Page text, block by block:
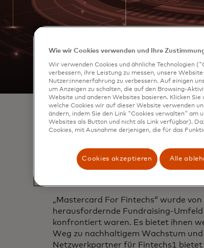
Mastercard hat heute die Einführung
dem neuen Programm des
unterstützen und sie mit den Tools
kontinuierliches Wachstum
„Mastercard For Fintechs“ wurde
herausfordernde Fundraising-
konfrontiert waren. Es bietet ihnen
Weg zu nachhaltigem Wachstum
Netzwerkpartner für Fintechs1
Wie wir Cookies verwenden und Ihre
Wir verwenden Cookies und ähnliche Technologien
verbessern, ihre Leistung zu messen, unsere
Nutzer:innenerfahrung zu verbessern. Auf einigen
um Anzeigen zu schalten, die auf den Browsing-
Website und anderen Websites basieren. Klicken
welche Cookies wir auf dieser Website verwenden
ändern, indem Sie den Link "Cookies verwalten" am
Websites als Button und nicht als Link verfügbar).
Cookies, mit Ausnahme derjenigen, die für das
Cookies akzeptieren Alle